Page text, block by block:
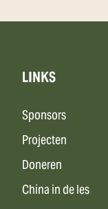
LINKS
Sponsors
Projecten
Doneren
China in de les